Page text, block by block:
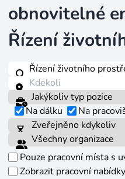
obnovitelné
Řízení
Na dálku Na
Pouze pracovní místa s
Zobrazit pracovní